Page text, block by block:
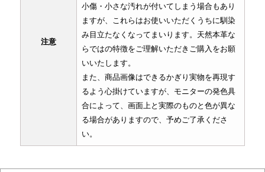
注意
小傷・小さな汚れが付いてしまう場合もあり
ますが、これらはお使いいただくうちに馴染
み目立たなくなってまいります。天然本革な
らではの特徴をご理解いただきご購入をお願
いいたします。
また、商品画像はできるかぎり実物を再現す
るよう心掛けていますが、モニターの発色具
合によって、画面上と実際のものと色が異な
る場合がありますので、予めご了承くださ
い。